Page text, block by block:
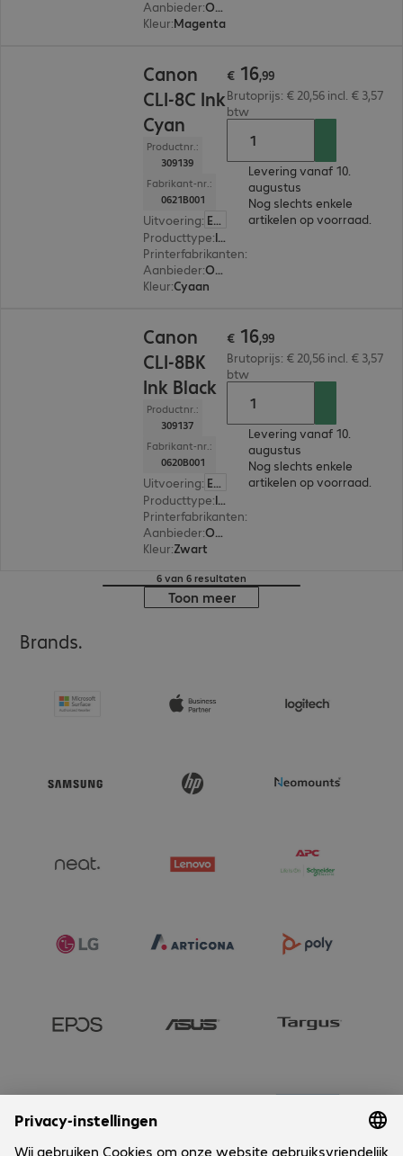
Aanbieder:
Origineel
Kleur:Magenta
Canon
CLI-8C Ink
Cyan
Productnr.:
309139
Fabrikant-nr.:
0621B001
Uitvoering: Europa
Producttype: Ink
Printerfabrikanten:
Aanbieder:
Origineel
Kleur:Cyaan
€ 16,99
Brutoprijs: € 20,56 incl. € 3,57
btw
Levering vanaf 10.
augustus
Nog slechts enkele
artikelen op voorraad.
Canon
CLI-8BK
Ink Black
Productnr.:
309137
Fabrikant-nr.:
0620B001
Uitvoering: Europa
Producttype: Ink
Printerfabrikanten:
Aanbieder:
Origineel
Kleur:Zwart
€ 16,99
Brutoprijs: € 20,56 incl. € 3,57
btw
Levering vanaf 10.
augustus
Nog slechts enkele
artikelen op voorraad.
6 van 6 resultaten
Toon meer
Brands.